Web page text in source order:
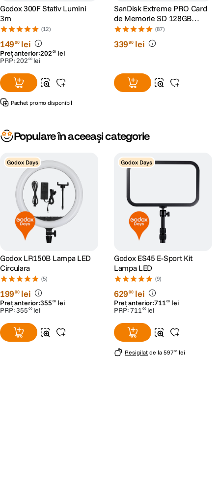
Godox 300F Stativ Lumini
3m
(12)
14900 lei
Preț anterior:202 00 lei
PRP:202 00 lei
Pachet promo disponibil
SanDisk Extreme PRO Card
de Memorie SD 128GB
SDXC UHS-I Class 10 U3 V30
+ 2 Ani RescuePRO Deluxe
(87)
33990 lei
Populare în aceeași categorie
Godox Days
Godox LR150B Lampa LED
Circulara
(5)
19900 lei
Preț anterior:355 00 lei
PRP:355 00 lei
Godox Days
Godox ES45 E-Sport Kit
Lampa LED
(9)
62900 lei
Preț anterior:711 00 lei
PRP:711 00 lei
Resigilat de la 597 55 lei